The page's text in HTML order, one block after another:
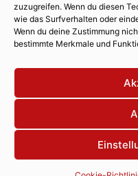
zuzugreifen. Wenn du diesen
wie das Surfverhalten oder
Wenn du deine Zustimmung
bestimmte Merkmale und